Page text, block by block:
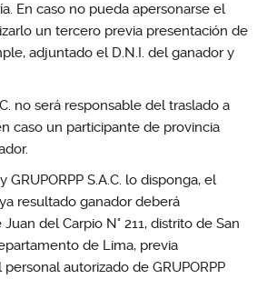
En caso no pueda apersonarse el
un tercero previa presentación de
adjuntado el D.N.I. del ganador y
no será responsable del traslado a
caso un participante de provincia
GRUPORPP S.A.C. lo disponga, el
resultado ganador deberá
del Carpio N° 211, distrito de San
de Lima, previa
autorizado de GRUPORPP